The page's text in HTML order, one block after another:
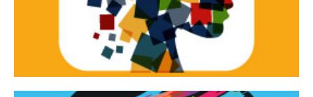
Tracce dinamiche